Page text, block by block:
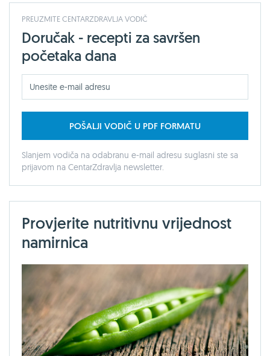
PREUZMITE CENTARZDRAVLJA VODIČ
Doručak - recepti za savršen
početaka dana
POŠALJI VODIČ U PDF FORMATU
Slanjem vodiča na odabranu e-mail adresu suglasni ste sa
prijavom na CentarZdravlja newsletter.
Provjerite nutritivnu vrijednost
namirnica